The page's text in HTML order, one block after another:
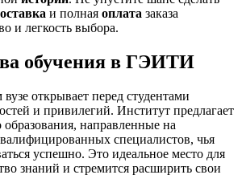
и полная оплата заказа
и легкость выбора.
обучения в ГЭИТИ
открывает перед студентами
и привилегий. Институт предлагает
направленные на
специалистов, чья
успешно. Это идеальное место для
знаний и стремится расширить свои